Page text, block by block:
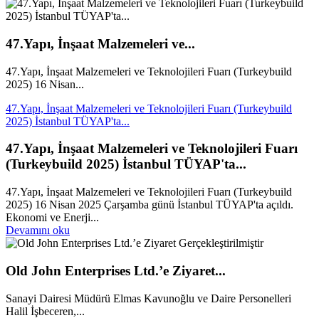
47.Yapı, İnşaat Malzemeleri ve...
47.Yapı, İnşaat Malzemeleri ve Teknolojileri Fuarı (Turkeybuild
2025) 16 Nisan...
47.Yapı, İnşaat Malzemeleri ve Teknolojileri Fuarı (Turkeybuild
2025) İstanbul TÜYAP'ta...
47.Yapı, İnşaat Malzemeleri ve Teknolojileri Fuarı
(Turkeybuild 2025) İstanbul TÜYAP'ta...
47.Yapı, İnşaat Malzemeleri ve Teknolojileri Fuarı (Turkeybuild
2025) 16 Nisan 2025 Çarşamba günü İstanbul TÜYAP'ta açıldı.
Ekonomi ve Enerji...
Devamını oku
Old John Enterprises Ltd.’e Ziyaret...
Sanayi Dairesi Müdürü Elmas Kavunoğlu ve Daire Personelleri
Halil İşbeceren,...